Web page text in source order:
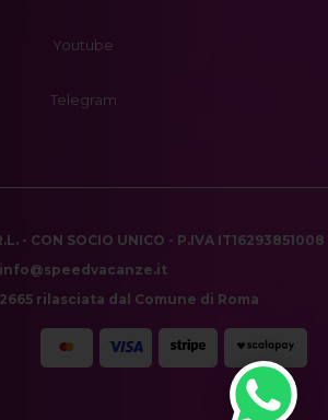
Youtube
Telegram
- CON SOCIO UNICO - P.IVA IT16293851008
info@speedvacanze.it
rilasciata dal Comune di Roma